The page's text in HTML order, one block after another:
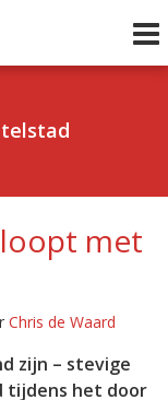
met
Chris de Waard
zijn – stevige
tijdens het door